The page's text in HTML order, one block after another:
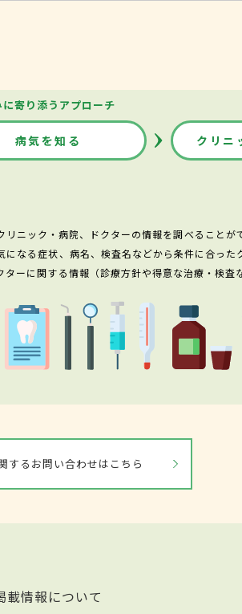
に寄り添うアプローチ
病気を知る クリニ
ニック・病院、ドクターの情報を調べることが
なる症状、病名、検査名などから条件に合った
ーに関する情報（診療方針や得意な治療・検査
するお問い合わせはこちら
載情報について